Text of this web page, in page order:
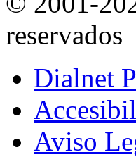
reservados
Dialnet
Aviso